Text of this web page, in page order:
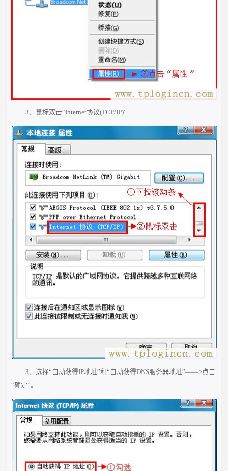
3、鼠标双击“Internet协议(TCP/IP)”
3、选择“自动获得IP地址”和“自动获得DNS服务器地址”——>点击
“确定”。